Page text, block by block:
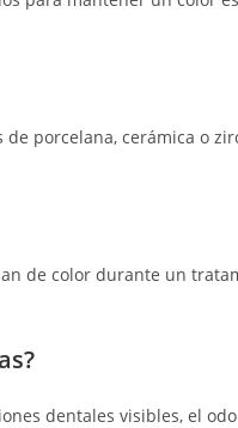
porcelana, cerámica o
de color durante un
dentales visibles, el